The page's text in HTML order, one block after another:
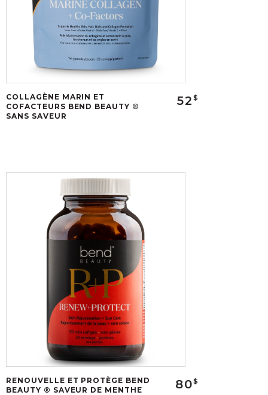
COLLAGÈNE MARIN ET
COFACTEURS BEND BEAUTY ®
SANS SAVEUR
52 $
RENOUVELLE ET PROTÈGE BEND
BEAUTY ® SAVEUR DE MENTHE
80$